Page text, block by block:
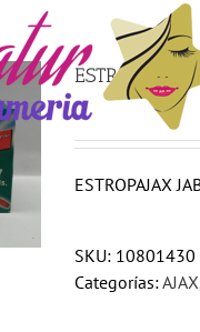
ESTROPAJAX
ESTROPAJAX
SKU: 10801430
Categorías:AJAX